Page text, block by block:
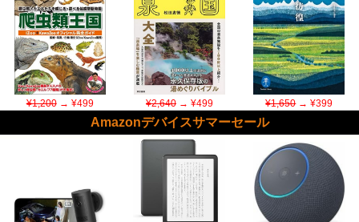
¥1,200→ ¥499 ¥2,640→ ¥499 ¥1,650→ ¥399
Amazonデバイスサマーセール